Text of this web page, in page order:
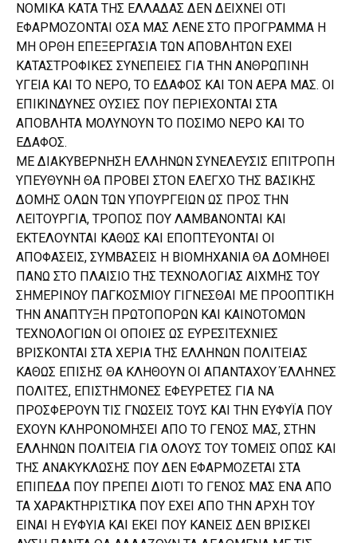
ΝΟΜΙΚΑ ΚΑΤΑ ΤΗΣ ΕΛΛΑΔΑΣ ΔΕΝ ΔΕΙΧΝΕΙ ΟΤΙ
ΕΦΑΡΜΟΖΟΝΤΑΙ ΟΣΑ ΜΑΣ ΛΕΝΕ ΣΤΟ ΠΡΟΓΡΑΜΜΑ Η
ΜΗ ΟΡΘΗ ΕΠΕΞΕΡΓΑΣΙΑ ΤΩΝ ΑΠΟΒΛΗΤΩΝ ΕΧΕΙ
ΚΑΤΑΣΤΡΟΦΙΚΕΣ ΣΥΝΕΠΕΙΕΣ ΓΙΑ ΤΗΝ ΑΝΘΡΩΠΙΝΗ
ΥΓΕΙΑ ΚΑΙ ΤΟ ΝΕΡΟ, ΤΟ ΕΔΑΦΟΣ ΚΑΙ ΤΟΝ ΑΕΡΑ ΜΑΣ. ΟΙ
ΕΠΙΚΙΝΔΥΝΕΣ ΟΥΣΙΕΣ ΠΟΥ ΠΕΡΙΕΧΟΝΤΑΙ ΣΤΑ
ΑΠΟΒΛΗΤΑ ΜΟΛΥΝΟΥΝ ΤΟ ΠΟΣΙΜΟ ΝΕΡΟ ΚΑΙ ΤΟ
ΕΔΑΦΟΣ.
ΜΕ ΔΙΑΚΥΒΕΡΝΗΣΗ ΕΛΛΗΝΩΝ ΣΥΝΕΛΕΥΣΙΣ ΕΠΙΤΡΟΠΗ
ΥΠΕΥΘΥΝΗ ΘΑ ΠΡΟΒΕΙ ΣΤΟΝ ΕΛΕΓΧΟ ΤΗΣ ΒΑΣΙΚΗΣ
ΔΟΜΗΣ ΟΛΩΝ ΤΩΝ ΥΠΟΥΡΓΕΙΩΝ ΩΣ ΠΡΟΣ ΤΗΝ
ΛΕΙΤΟΥΡΓΙΑ, ΤΡΟΠΟΣ ΠΟΥ ΛΑΜΒΑΝΟΝΤΑΙ ΚΑΙ
ΕΚΤΕΛΟΥΝΤΑΙ ΚΑΘΩΣ ΚΑΙ ΕΠΟΠΤΕΥΟΝΤΑΙ ΟΙ
ΑΠΟΦΑΣΕΙΣ, ΣΥΜΒΑΣΕΙΣ Η ΒΙΟΜΗΧΑΝΙΑ ΘΑ ΔΟΜΗΘΕΙ
ΠΑΝΩ ΣΤΟ ΠΛΑΙΣΙΟ ΤΗΣ ΤΕΧΝΟΛΟΓΙΑΣ ΑΙΧΜΗΣ ΤΟΥ
ΣΗΜΕΡΙΝΟΥ ΠΑΓΚΟΣΜΙΟΥ ΓΙΓΝΕΣΘΑΙ ΜΕ ΠΡΟΟΠΤΙΚΗ
ΤΗΝ ΑΝΑΠΤΥΞΗ ΠΡΩΤΟΠΟΡΩΝ ΚΑΙ ΚΑΙΝΟΤΟΜΩΝ
ΤΕΧΝΟΛΟΓΙΩΝ ΟΙ ΟΠΟΙΕΣ ΩΣ ΕΥΡΕΣΙΤΕΧΝΙΕΣ
ΒΡΙΣΚΟΝΤΑΙ ΣΤΑ ΧΕΡΙΑ ΤΗΣ ΕΛΛΗΝΩΝ ΠΟΛΙΤΕΙΑΣ
ΚΑΘΩΣ ΕΠΙΣΗΣ ΘΑ ΚΛΗΘΟΥΝ ΟΙ ΑΠΑΝΤΑΧΟΥ ΈΛΛΗΝΕΣ
ΠΟΛΙΤΕΣ, ΕΠΙΣΤΗΜΟΝΕΣ ΕΦΕΥΡΕΤΕΣ ΓΙΑ ΝΑ
ΠΡΟΣΦΕΡΟΥΝ ΤΙΣ ΓΝΩΣΕΙΣ ΤΟΥΣ ΚΑΙ ΤΗΝ ΕΥΦΥΪΑ ΠΟΥ
ΕΧΟΥΝ ΚΛΗΡΟΝΟΜΗΣΕΙ ΑΠΟ ΤΟ ΓΕΝΟΣ ΜΑΣ, ΣΤΗΝ
ΕΛΛΗΝΩΝ ΠΟΛΙΤΕΙΑ ΓΙΑ ΟΛΟΥΣ ΤΟΥ ΤΟΜΕΙΣ ΟΠΩΣ ΚΑΙ
ΤΗΣ ΑΝΑΚΥΚΛΩΣΗΣ ΠΟΥ ΔΕΝ ΕΦΑΡΜΟΖΕΤΑΙ ΣΤΑ
ΕΠΙΠΕΔΑ ΠΟΥ ΠΡΕΠΕΙ ΔΙΟΤΙ ΤΟ ΓΕΝΟΣ ΜΑΣ ΕΝΑ ΑΠΟ
ΤΑ ΧΑΡΑΚΤΗΡΙΣΤΙΚΑ ΠΟΥ ΕΧΕΙ ΑΠΟ ΤΗΝ ΑΡΧΗ ΤΟΥ
ΕΙΝΑΙ Η ΕΥΦΥΙΑ ΚΑΙ ΕΚΕΙ ΠΟΥ ΚΑΝΕΙΣ ΔΕΝ ΒΡΙΣΚΕΙ